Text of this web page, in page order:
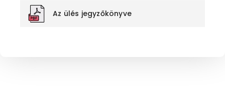
Az ülés jegyzőkönyve